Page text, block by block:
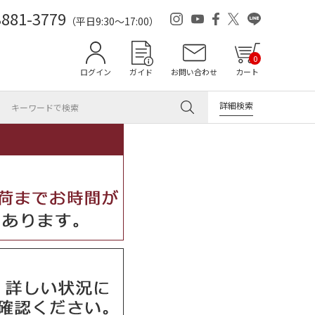
3779 （平日9:30～17:00）
ログイン ガイド お問い合わせ カート
0
詳細検索